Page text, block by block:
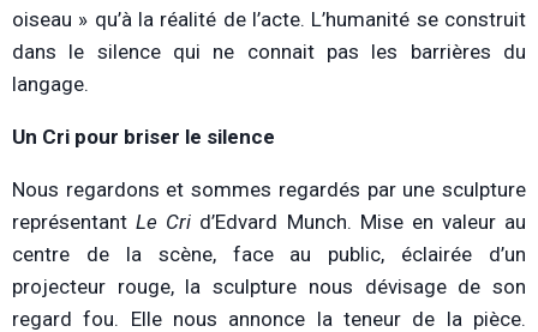
oiseau » qu’à la réalité de l’acte. L’humanité se construit
dans le silence qui ne connait pas les barrières du
langage.
Un Cri pour briser le silence
Nous regardons et sommes regardés par une sculpture
représentantLe Cri d’Edvard Munch. Mise en valeur au
centre de la scène, face au public, éclairée d’un
projecteur rouge, la sculpture nous dévisage de son
regard fou. Elle nous annonce la teneur de la pièce.